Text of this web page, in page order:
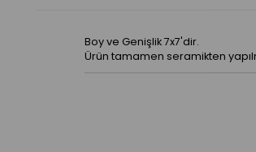
Boy ve Genişlik 7x7'dir.
Ürün tamamen seramikten